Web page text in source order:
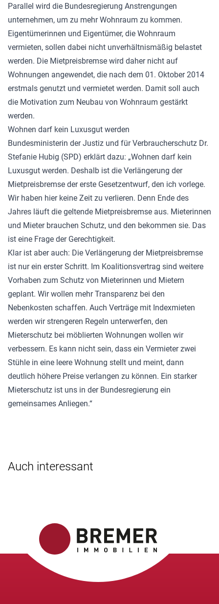
Parallel wird die Bundesregierung Anstrengungen
unternehmen, um zu mehr Wohnraum zu kommen.
Eigentümerinnen und Eigentümer, die Wohnraum
vermieten, sollen dabei nicht unverhältnismäßig belastet
werden. Die Mietpreisbremse wird daher nicht auf
Wohnungen angewendet, die nach dem 01. Oktober 2014
erstmals genutzt und vermietet werden. Damit soll auch
die Motivation zum Neubau von Wohnraum gestärkt
werden.
Wohnen darf kein Luxusgut werden
Bundesministerin der Justiz und für Verbraucherschutz Dr.
Stefanie Hubig (SPD) erklärt dazu: „Wohnen darf kein
Luxusgut werden. Deshalb ist die Verlängerung der
Mietpreisbremse der erste Gesetzentwurf, den ich vorlege.
Wir haben hier keine Zeit zu verlieren. Denn Ende des
Jahres läuft die geltende Mietpreisbremse aus. Mieterinnen
und Mieter brauchen Schutz, und den bekommen sie. Das
ist eine Frage der Gerechtigkeit.
Klar ist aber auch: Die Verlängerung der Mietpreisbremse
ist nur ein erster Schritt. Im Koalitionsvertrag sind weitere
Vorhaben zum Schutz von Mieterinnen und Mietern
geplant. Wir wollen mehr Transparenz bei den
Nebenkosten schaffen. Auch Verträge mit Indexmieten
werden wir strengeren Regeln unterwerfen, den
Mieterschutz bei möblierten Wohnungen wollen wir
verbessern. Es kann nicht sein, dass ein Vermieter zwei
Stühle in eine leere Wohnung stellt und meint, dann
deutlich höhere Preise verlangen zu können. Ein starker
Mieterschutz ist uns in der Bundesregierung ein
gemeinsames Anliegen.“
Auch interessant